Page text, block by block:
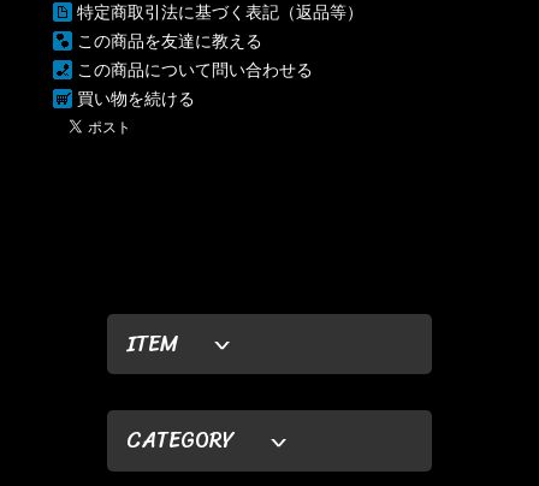
ITEM
CATEGORY
特定商取引法に基づく表記（返品等）
この商品を友達に教える
この商品について問い合わせる
買い物を続ける